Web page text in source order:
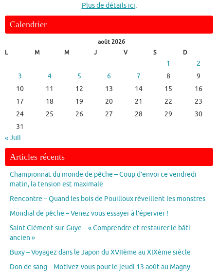
Plus de détails ici.
Calendrier
août 2026
L
M M J V S D
1
2
3
4 5 6 7 8
9
10
11 12 13 14 15
16
17
18 19 20 21 22
23
24
25 26 27 28 29
30
31
« Juil
Articles récents
Championnat du monde de pêche – Coup d’envoi ce vendredi
matin, la tension est maximale
Rencontre – Quand les bois de Pouilloux réveillent les monstres
Mondial de pêche – Venez vous essayer à l’épervier !
Saint-Clément-sur-Guye – « Comprendre et restaurer le bâti
ancien »
Buxy – Voyagez dans le Japon du XVIIème au XIXème siècle
Don de sang – Motivez-vous pour le jeudi 13 août au Magny